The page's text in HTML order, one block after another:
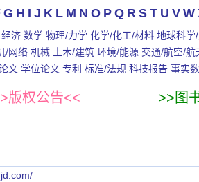
G H I J K L M N O P Q R S T U V W
经济 数学 物理/力学 化学/化工/材料 地球科学
/网络 机械 土木/建筑 环境/能源 交通/航空/航
文 学位论文 专利 标准/法规 科技报告 事实
版权公告<< >>图